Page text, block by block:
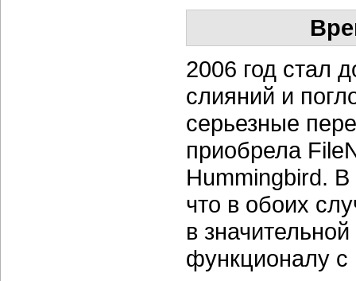
2006 год стал
слияний и
серьезные
приобрела
Hummingbird.
что в обоих
в
функционалу